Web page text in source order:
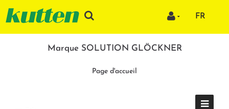
FR
Marque SOLUTION GLÖCKNER
Page d'accueil